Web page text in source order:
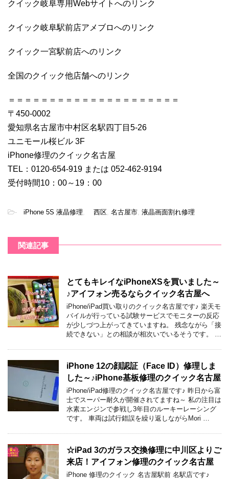
クイック岐阜専用Webサイトへのリンク
クイック岐阜駅前店アメブロへのリンク
クイック一宮駅前店へのリンク
全国のクイック他店舗へのリンク
＝＝＝＝＝＝＝＝＝＝＝＝＝＝＝＝＝＝＝＝＝
〒450-0002
愛知県名古屋市中村区名駅四丁目5-26
ユニモール桜ビル 3F
iPhone修理のクイック名古屋
TEL：0120-654-919 または 052-462-9194
受付時間10：00～19：00
- iPhone 5S 液晶修理 西区 名古屋市 液晶画面割れ修理
関連記事
とてもキレイなiPhoneXSを買いました～
♪アイフォン売るならクイック名古屋へ
iPhone/iPad買い取りのクイック名古屋です♪ 楽天モ
バイルが行っている試験サービスでモニターの反応
が少しづつ上がってきていますね。 残念ながら「接
続できない」との相談が相次いでいるそうです。 …
iPhone 12の顔認証（Face ID）修理しま
した～♪iPhone基板修理のクイック名古屋
iPhone/iPad修理のクイック名古屋です♪ 昨日から富
士でスーパー耐久が開催されてますね～ 私の注目は
水素エンジンで参戦し3年目のルーキーレーシング
です。 車両は試行錯誤を繰り返しながらMori …
☆iPad 3のガラス交換修理に中川区よりご
来店！アイフォン修理のクイック名古屋
iPhone 修理のクイック 名古屋駅前 名駅店です♪